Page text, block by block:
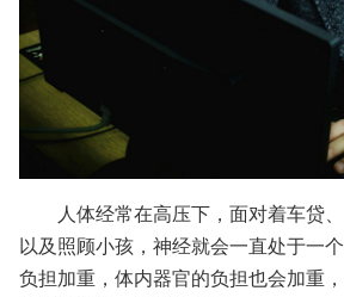
人体经常在高压下，面对着车贷
以及照顾小孩，神经就会一直处于一
负担加重，体内器官的负担也会加重